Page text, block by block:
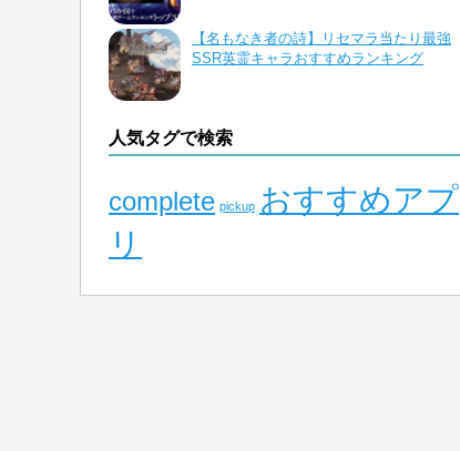
【名もなき者の詩】リセマラ当たり最強
SSR英霊キャラおすすめランキング
人気タグで検索
complete pickup おすすめアプ
リ